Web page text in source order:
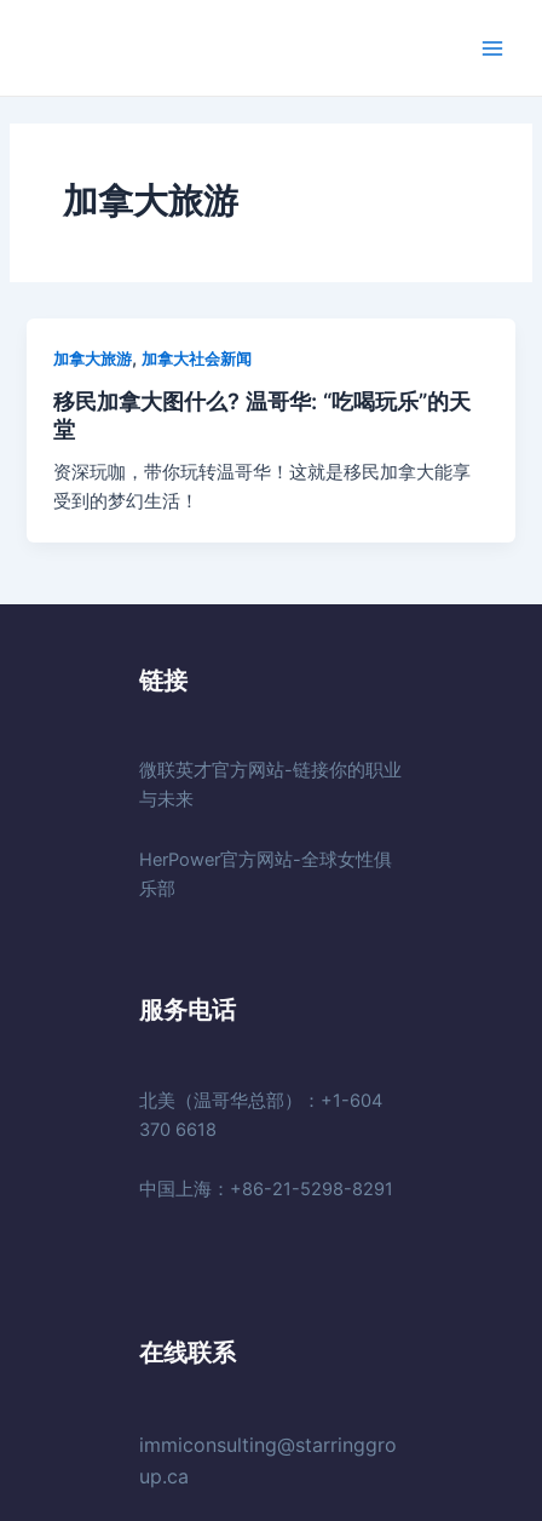
加拿大旅游
加拿大旅游,加拿大社会新闻
移民加拿大图什么? 温哥华: “吃喝玩乐”的天
堂
资深玩咖，带你玩转温哥华！这就是移民加拿大能享
受到的梦幻生活！
链接
微联英才官方网站-链接你的职业
与未来
HerPower官方网站-全球女性俱
乐部
服务电话
北美（温哥华总部）：+1-604
370 6618
中国上海：+86-21-5298-8291
在线联系
immiconsulting@starringgro
up.ca